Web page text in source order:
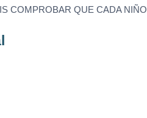
COMPROBAR QUE CADA